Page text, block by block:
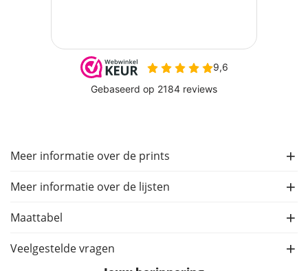
Meer informatie over de prints
Meer informatie over de lijsten
Maattabel
Veelgestelde vragen